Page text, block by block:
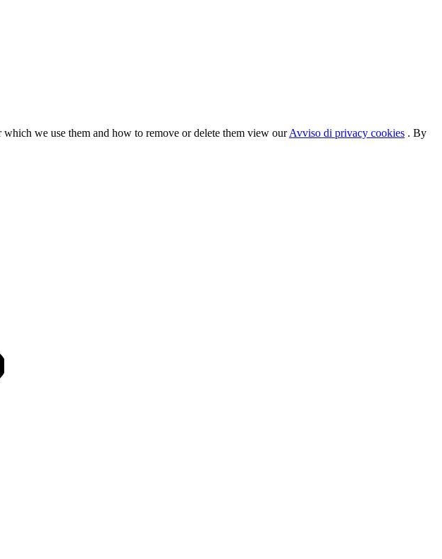
we use them and how to remove or delete them view ourAvviso di privacy cookies . By